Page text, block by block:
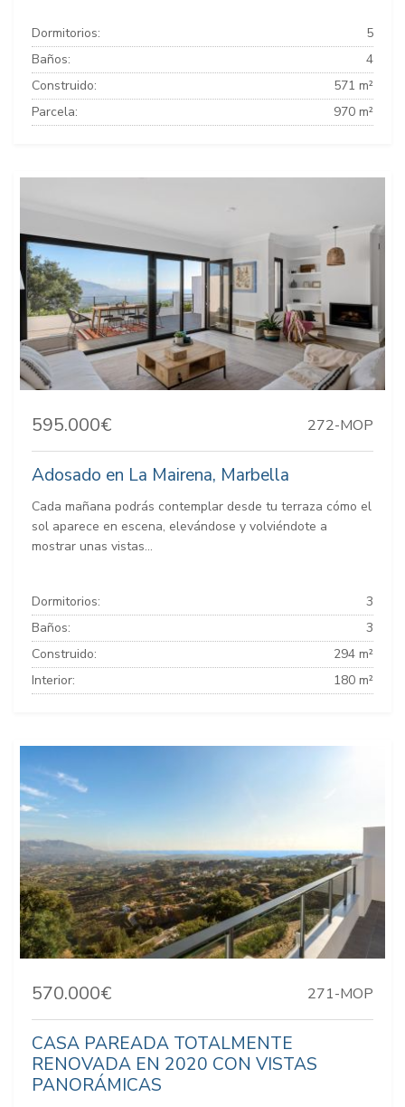
Dormitorios:
5
Baños:
4
Construido:
571 m²
Parcela:
970 m²
595.000€ 272-MOP
Adosado en La Mairena, Marbella
Cada mañana podrás contemplar desde tu terraza cómo el
sol aparece en escena, elevándose y volviéndote a
mostrar unas vistas...
Dormitorios:
3
Baños:
3
Construido:
294 m²
Interior:
180 m²
570.000€ 271-MOP
CASA PAREADA TOTALMENTE
RENOVADA EN 2020 CON VISTAS
PANORÁMICAS